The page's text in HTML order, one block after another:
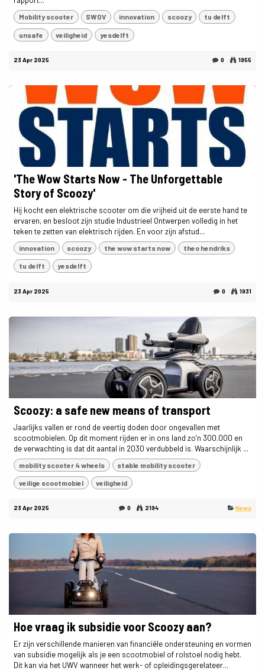
Mobility scooter SWOV innovation scoozy tu delft
unsafe veiligheid yesdelft
23 Apr 2025 0 1955
'The Wow Starts Now - The Unforgettable
Story of Scoozy'
Hij kocht een elektrische scooter om die vrijheid uit de eerste hand te
ervaren, en besloot zijn studie Industrieel Ontwerpen volledig in het
teken te zetten van elektrisch rijden. En voor zijn afstud...
innovation scoozy the wow starts now theo hendriks
tu delft yesdelft
23 Apr 2025 0 1931
Scoozy: a safe new means of transport
Jaarlijks vallen er rond de veertig doden door ongevallen met
scootmobielen. Op dit moment rijden er in ons land zo’n 300.000 en
de verwachting is dat dit aantal in 2030 verdubbeld is. Waarschijnlijk ...
mobility scooter 4 wheels stable mobility scooter
veilige scootmobiel veiligheid
23 Apr 2025 0 2194 News
Hoe vraag ik subsidie voor Scoozy aan?
Er zijn verschillende manieren van financiële ondersteuning en vormen
van subsidie mogelijk als je een scootmobiel of rolstoel nodig hebt.
Dit kan via het UWV wanneer het werk- of opleidingsgerelateer...